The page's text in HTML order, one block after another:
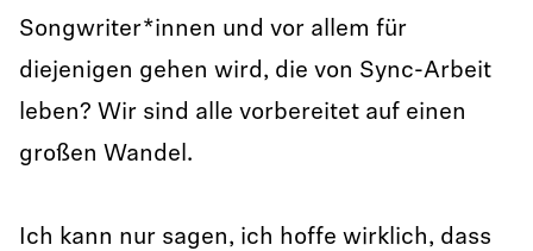
Songwriter*innen und vor allem für
diejenigen gehen wird, die von Sync-Arbeit
leben? Wir sind alle vorbereitet auf einen
großen Wandel.
Ich kann nur sagen, ich hoffe wirklich, dass